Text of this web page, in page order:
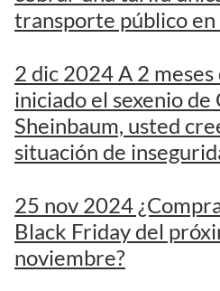
transporte público en
2 dic 2024 A 2 meses
iniciado el sexenio de
Sheinbaum, usted
situación de
25 nov 2024
Black Friday del
noviembre?